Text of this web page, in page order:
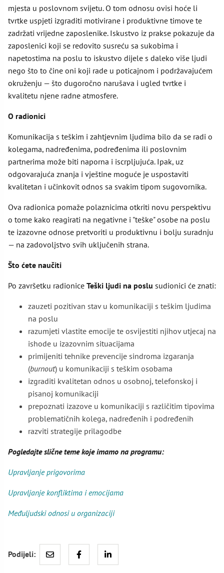
mjesta u poslovnom svijetu. O tom odnosu ovisi hoće li
tvrtke uspjeti izgraditi motivirane i produktivne timove te
zadržati vrijedne zaposlenike. Iskustvo iz prakse pokazuje da
zaposlenici koji se redovito susreću sa sukobima i
napetostima na poslu to iskustvo dijele s daleko više ljudi
nego što to čine oni koji rade u poticajnom i podržavajućem
okruženju — što dugoročno narušava i ugled tvrtke i
kvalitetu njene radne atmosfere.
O radionici
Komunikacija s teškim i zahtjevnim ljudima bilo da se radi o
kolegama, nadređenima, podređenima ili poslovnim
partnerima može biti naporna i iscrpljujuća. Ipak, uz
odgovarajuća znanja i vještine moguće je uspostaviti
kvalitetan i učinkovit odnos sa svakim tipom sugovornika.
Ova radionica pomaže polaznicima otkriti novu perspektivu
o tome kako reagirati na negativne i "teške" osobe na poslu
te izazovne odnose pretvoriti u produktivnu i bolju suradnju
— na zadovoljstvo svih uključenih strana.
Što ćete naučiti
Po završetku radionice Teški ljudi na poslu sudionici će znati:
zauzeti pozitivan stav u komunikaciji s teškim ljudima
na poslu
razumjeti vlastite emocije te osvijestiti njihov utjecaj na
ishode u izazovnim situacijama
primijeniti tehnike prevencije sindroma izgaranja
(burnout) u komunikaciji s teškim osobama
izgraditi kvalitetan odnos u osobnoj, telefonskoj i
pisanoj komunikaciji
prepoznati izazove u komunikaciji s različitim tipovima
problematičnih kolega, nadređenih i podređenih
razviti strategije prilagodbe
Pogledajte slične teme koje imamo na programu:
Upravljanje prigovorima
Upravljanje konfliktima i emocijama
Međuljudski odnosi u organizaciji
Podijeli: